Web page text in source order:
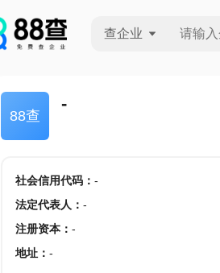
查企业
88查
-
社会信用代码： -
法定代表人 ： -
注册资本： -
地址： -